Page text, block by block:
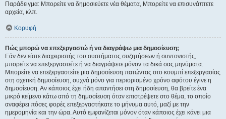
Παράδειγμα: Μπορείτε να δημοσιεύετε νέα θέματα, Μπορείτε να επισυνάπτετε
αρχεία, κλπ.
Κορυφή
Πώς μπορώ να επεξεργαστώ ή να διαγράψω μια δημοσίευση;
Εάν δεν είστε διαχειριστής του συστήματος συζητήσεων ή συντονιστής,
μπορείτε να επεξεργαστείτε ή να διαγράψετε μόνον τα δικά σας μηνύματα.
Μπορείτε να επεξεργαστείτε μια δημοσίευση πατώντας στο κουμπί επεξεργασίας
στη σχετική δημοσίευση, συχνά μόνο για περιορισμένο χρόνο αφότου έγινε η
δημοσίευση. Αν κάποιος έχει ήδη απαντήσει στη δημοσίευση, θα βρείτε ένα
μικρό κείμενο κάτω από τη δημοσίευση όταν επιστρέψετε στο θέμα, το οποίο
αναφέρει πόσες φορές επεξεργαστήκατε το μήνυμα αυτό, μαζί με την
ημερομηνία και την ώρα. Αυτό εμφανίζεται μόνον όταν κάποιος έχει κάνει μια